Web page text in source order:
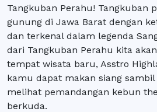
Tangkuban Perahu! Tangkuban
gunung di Jawa Barat dengan
dan terkenal dalam legenda
dari Tangkuban Perahu kita
tempat wisata baru, Asstro
kamu dapat makan siang
melihat pemandangan kebun
berkuda.